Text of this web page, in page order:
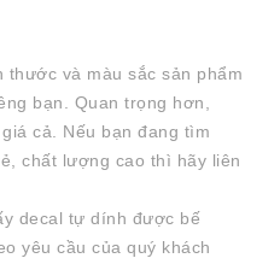
và màu sắc sản phẩm
bạn. Quan trọng hơn,
cả. Nếu bạn đang tìm
chất lượng cao thì hãy liên
decal tự dính được bế
yêu cầu của quý khách